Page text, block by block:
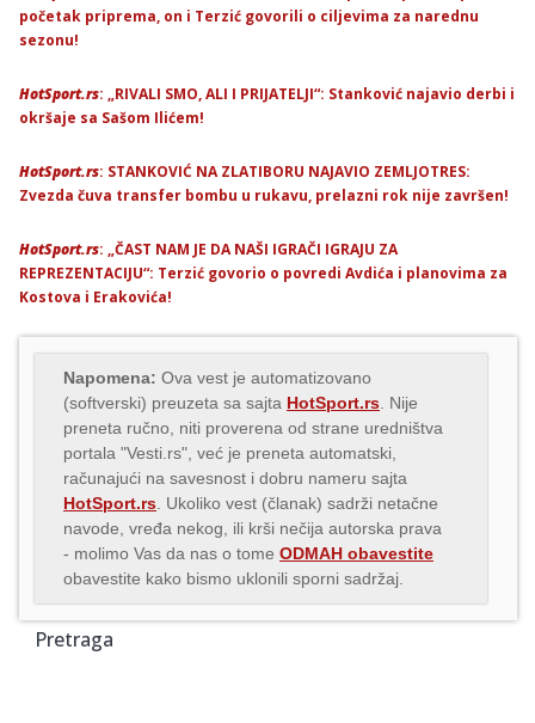
početak priprema, on i Terzić govorili o ciljevima za narednu
sezonu!
HotSport.rs: „RIVALI SMO, ALI I PRIJATELJI“: Stanković najavio derbi i
okršaje sa Sašom Ilićem!
HotSport.rs: STANKOVIĆ NA ZLATIBORU NAJAVIO ZEMLJOTRES:
Zvezda čuva transfer bombu u rukavu, prelazni rok nije završen!
HotSport.rs: „ČAST NAM JE DA NAŠI IGRAČI IGRAJU ZA
REPREZENTACIJU“: Terzić govorio o povredi Avdića i planovima za
Kostova i Erakovića!
Napomena: Ova vest je automatizovano
(softverski) preuzeta sa sajta HotSport.rs . Nije
preneta ručno, niti proverena od strane uredništva
portala "Vesti.rs", već je preneta automatski,
računajući na savesnost i dobru nameru sajta
HotSport.rs . Ukoliko vest (članak) sadrži netačne
navode, vređa nekog, ili krši nečija autorska prava
- molimo Vas da nas o tome ODMAH obavestite
obavestite kako bismo uklonili sporni sadržaj.
Pretraga